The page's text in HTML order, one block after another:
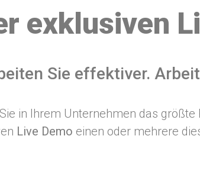
exklusiven
Sie effektiver.
in Ihrem Unternehmen das größte
Live Demo einen oder mehrere